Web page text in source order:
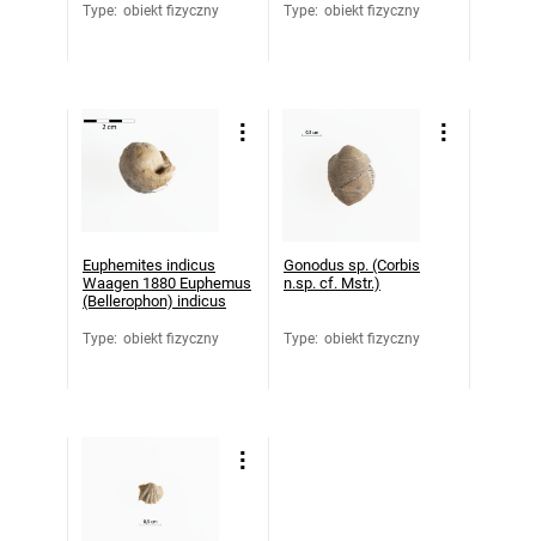
Type: obiekt fizyczny Type: obiekt fizyczny
Euphemites indicus
Waagen 1880 Euphemus
(Bellerophon) indicus
Type: obiekt fizyczny
Gonodus sp. (Corbis
n.sp. cf. Mstr.)
Type: obiekt fizyczny